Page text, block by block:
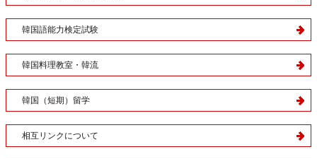
韓国語能力検定試験
韓国料理教室・韓流
韓国（短期）留学
相互リンクについて